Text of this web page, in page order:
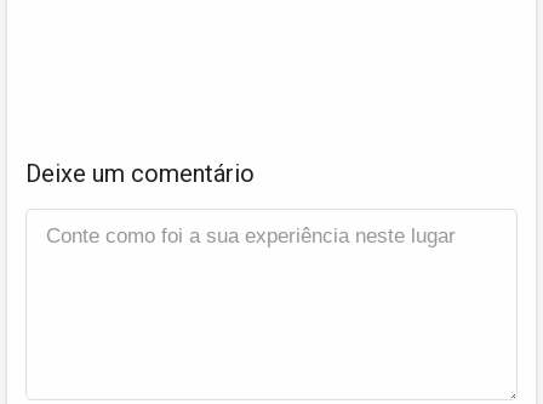
Deixe um comentário